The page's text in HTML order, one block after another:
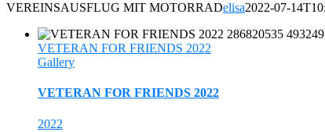
VEREINSAUSFLUG MIT MOTORRADelisa2022-07-
VETERAN FOR FRIENDS 2022
Gallery
VETERAN FOR FRIENDS 2022
2022